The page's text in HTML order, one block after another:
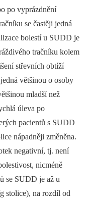
po vyprázdnění
se častěji jedná
bolestí u SUDD je
tračníku kolem
střevních obtíží
většinou o osoby
mladší než
úleva po
pacientů s SUDD
nápadněji změněna.
negativní, tj. není
nicméně
se SUDD je až u
stolice), na rozdíl od